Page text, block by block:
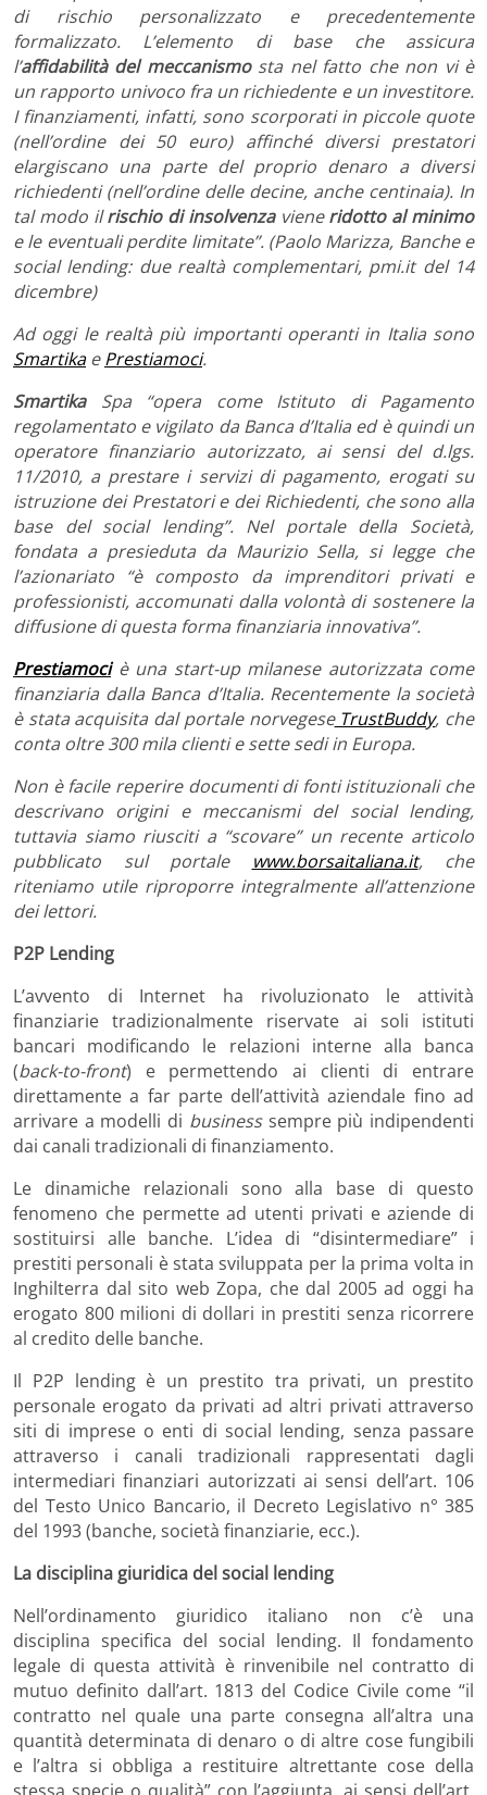
di rischio personalizzato e precedentemente
formalizzato. L’elemento di base che assicura
l’affidabilità del meccanismosta nel fatto che non vi è
un rapporto univoco fra un richiedente e un investitore.
I finanziamenti, infatti, sono scorporati in piccole quote
(nell’ordine dei 50 euro) affinché diversi prestatori
elargiscano una parte del proprio denaro a diversi
richiedenti (nell’ordine delle decine, anche centinaia). In
tal modo ilrischio di insolvenzavieneridotto al minimo
e le eventuali perdite limitate”. (Paolo Marizza, Banche e
social lending: due realtà complementari, pmi.it del 14
dicembre)
Ad oggi le realtà più importanti operanti in Italia sono
SmartikaePrestiamoci.
SmartikaSpa “opera come Istituto di Pagamento
regolamentato e vigilato da Banca d’Italia ed è quindi un
operatore finanziario autorizzato, ai sensi del d.lgs.
11/2010, a prestare i servizi di pagamento, erogati su
istruzione dei Prestatori e dei Richiedenti, che sono alla
base del social lending”. Nel portale della Società,
fondata a presieduta da Maurizio Sella, si legge che
l’azionariato “è composto da imprenditori privati e
professionisti, accomunati dalla volontà di sostenere la
diffusione di questa forma finanziaria innovativa”.
Prestiamociè una start-up milanese autorizzata come
finanziaria dalla Banca d’Italia. Recentemente la società
è stata acquisita dal portale norvegeseTrustBuddy, che
conta oltre 300 mila clienti e sette sedi in Europa.
Non è facile reperire documenti di fonti istituzionali che
descrivano origini e meccanismi del social lending,
tuttavia siamo riusciti a “scovare” un recente articolo
pubblicato sul portale
www.borsaitaliana.it, che
riteniamo utile riproporre integralmente all’attenzione
dei lettori.
P2P Lending
L’avvento di Internet ha rivoluzionato le attività
finanziarie tradizionalmente riservate ai soli istituti
bancari modificando le relazioni interne alla banca
(back-to-front) e permettendo ai clienti di entrare
direttamente a far parte dell’attività aziendale fino ad
arrivare a modelli di businesssempre più indipendenti
dai canali tradizionali di finanziamento.
Le dinamiche relazionali sono alla base di questo
fenomeno che permette ad utenti privati e aziende di
sostituirsi alle banche. L’idea di “disintermediare” i
prestiti personali è stata sviluppata per la prima volta in
Inghilterra dal sito web Zopa, che dal 2005 ad oggi ha
erogato 800 milioni di dollari in prestiti senza ricorrere
al credito delle banche.
Il P2P lending è un prestito tra privati, un prestito
personale erogato da privati ad altri privati attraverso
siti di imprese o enti di social lending, senza passare
attraverso i canali tradizionali rappresentati dagli
intermediari finanziari autorizzati ai sensi dell’art. 106
del Testo Unico Bancario, il Decreto Legislativo n° 385
del 1993 (banche, società finanziarie, ecc.).
La disciplina giuridica del social lending
Nell’ordinamento giuridico italiano non c’è una
disciplina specifica del social lending. Il fondamento
legale di questa attività è rinvenibile nel contratto di
mutuo definito dall’art. 1813 del Codice Civile come “il
contratto nel quale una parte consegna all’altra una
quantità determinata di denaro o di altre cose fungibili
e l’altra si obbliga a restituire altrettante cose della